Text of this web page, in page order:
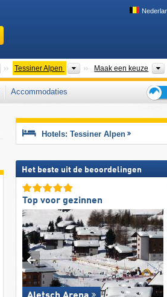
Bergketens
Tessiner Alpen Bergketens
Maak een keuze
Accommodaties
voor
Hotels: Tessiner Alpen
Het beste uit de beoordelingen
Top voor gezinnen